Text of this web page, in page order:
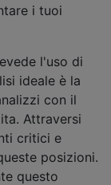
i tuoi
l'uso di
ideale è la
con il
Attraversi
critici e
posizioni.
questo